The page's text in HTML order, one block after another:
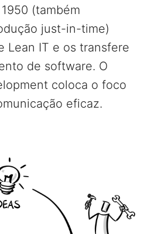
(também
just-in-time)
Lean IT e os transfere
de software. O
coloca o foco
eficaz.